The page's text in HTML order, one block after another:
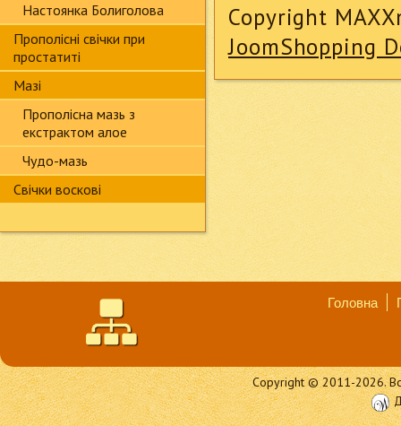
Настоянка Болиголова
Прополісні свічки при
простатиті
Мазі
Прополісна мазь з
екстрактом алое
Чудо-мазь
Свічки воскові
Copyright
JoomShopping
Головна
Copyright © 2011-2026. Всі